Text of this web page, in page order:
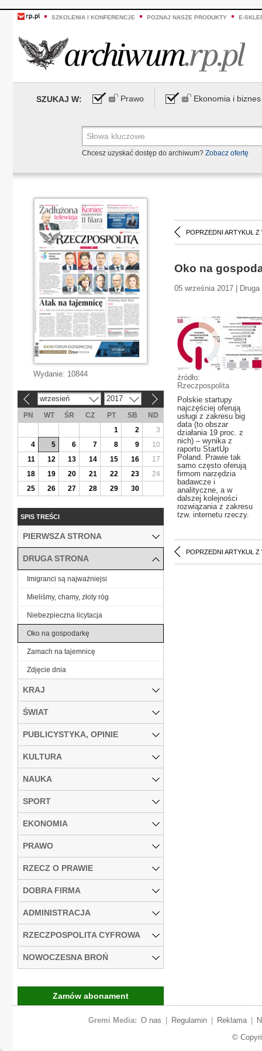
SZKOLENIA I KONFERENCJE POZNAJ NASZE PRODUKTY E-
SZUKAJ W: Prawo Ekonomia i biznes
Chcesz uzyskać dostęp do archiwum? Zobacz ofertę
POPRZEDNI ARTYKUŁ Z
Oko na
05 września 2017 | Druga
źródło:
Rzeczpospolita
Polskie startupy
najczęściej oferują
usługi z zakresu big
data (to obszar
działania 19 proc. z
nich) – wynika z
raportu StartUp
Poland. Prawie tak
samo często oferują
firmom narzędzia
badawcze i
analityczne, a w
dalszej kolejności
rozwiązania z zakresu
tzw. internetu rzeczy.
POPRZEDNI ARTYKUŁ Z
Wydanie: 10844
wrzesień 2017
PN WT ŚR CZ PT SB
ND
1
2
3
4
5 6 7 8 9
10
11
12 13 14 15 16
17
18
19 20 21 22 23
24
25
26 27 28 29 30
SPIS TREŚCI
PIERWSZA STRONA
DRUGA STRONA
Imigranci są najważniejsi
Mieliśmy, chamy, złoty róg
Niebezpieczna licytacja
Oko na gospodarkę
Zamach na tajemnicę
Zdjęcie dnia
KRAJ
ŚWIAT
PUBLICYSTYKA, OPINIE
KULTURA
NAUKA
SPORT
EKONOMIA
PRAWO
RZECZ O PRAWIE
DOBRA FIRMA
ADMINISTRACJA
RZECZPOSPOLITA CYFROWA
NOWOCZESNA BROŃ
Zamów abonament
Gremi Media: O nas Regulamin Reklama
©